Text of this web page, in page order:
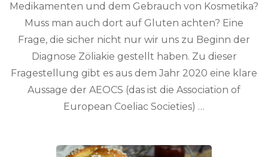
Medikamenten und dem Gebrauch von Kosmetika?
Muss man auch dort auf Gluten achten? Eine
Frage, die sicher nicht nur wir uns zu Beginn der
Diagnose Zöliakie gestellt haben. Zu dieser
Fragestellung gibt es aus dem Jahr 2020 eine klare
Aussage der AEOCS (das ist die Association of
European Coeliac Societies) …